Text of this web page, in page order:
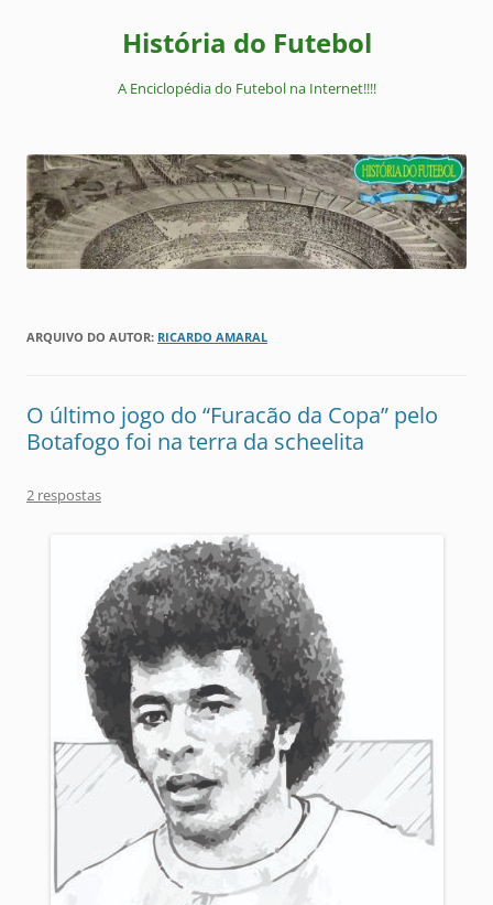
História do Futebol
A Enciclopédia do Futebol na Internet!!!!
ARQUIVO DO AUTOR: RICARDO AMARAL
O último jogo do “Furacão da Copa” pelo
Botafogo foi na terra da scheelita
2 respostas